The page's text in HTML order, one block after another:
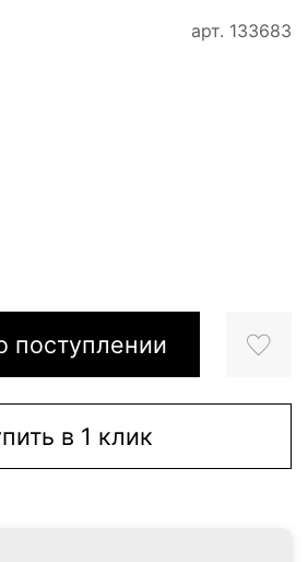
арт. 133683
поступлении
в 1 клик